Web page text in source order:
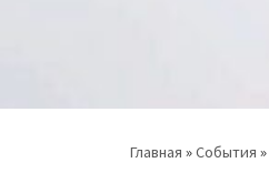
Главная »События »